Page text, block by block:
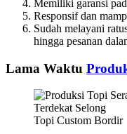
Memiliki garansi
Responsif dan
Sudah melayani
hingga pesanan
Lama Waktu
Topi Custom Bordir